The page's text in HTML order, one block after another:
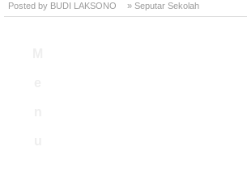
Posted by BUDI LAKSONO » Seputar Sekolah